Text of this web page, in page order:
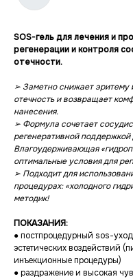
SOS-гель для лечения и
регенерации и контроля
отечности.
➢ Заметно снижает
отечность и возвращает
нанесения.
➢ Формула сочетает
регенеративной
Влагоудерживающая
оптимальные условия для
➢ Подходит для
процедурах: «холодного
методик!
ПОКАЗАНИЯ:
● постпроцедурный sos-
эстетических воздействий
инъекционные процедуры)
● раздражение и высокая